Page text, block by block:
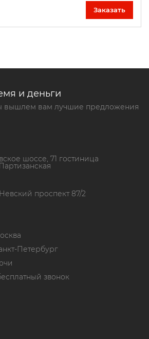
Заказать
и деньги
вышлем вам лучшие предложения
шоссе, 71 гостиница
проспект 87/2
Петербург
звонок